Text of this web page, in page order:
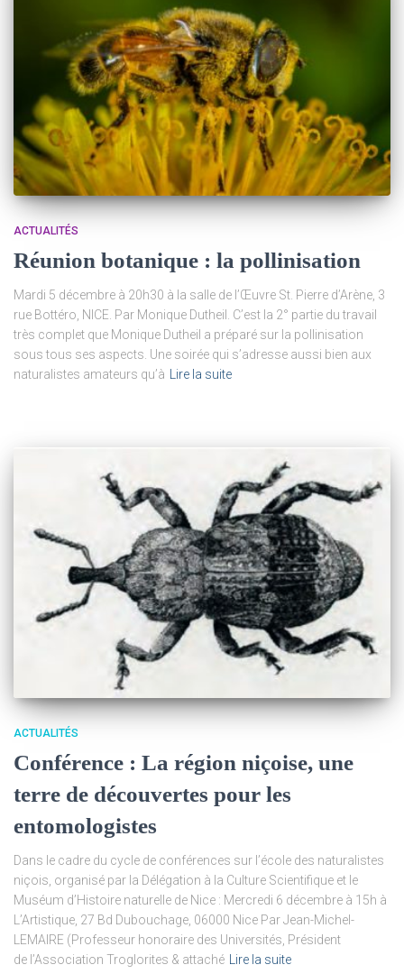
ACTUALITÉS
Réunion botanique : la pollinisation
Mardi 5 décembre à 20h30 à la salle de l’Œuvre St. Pierre d’Arène, 3
rue Bottéro, NICE. Par Monique Dutheil. C’est la 2° partie du travail
très complet que Monique Dutheil a préparé sur la pollinisation
sous tous ses aspects. Une soirée qui s’adresse aussi bien aux
naturalistes amateurs qu’à Lire la suite
ACTUALITÉS
Conférence : La région niçoise, une
terre de découvertes pour les
entomologistes
Dans le cadre du cycle de conférences sur l’école des naturalistes
niçois, organisé par la Délégation à la Culture Scientifique et le
Muséum d’Histoire naturelle de Nice : Mercredi 6 décembre à 15h à
L’Artistique, 27 Bd Dubouchage, 06000 Nice Par Jean-Michel-
LEMAIRE (Professeur honoraire des Universités, Président
de l’Association Troglorites & attaché Lire la suite